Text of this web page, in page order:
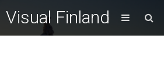
Visual Finland